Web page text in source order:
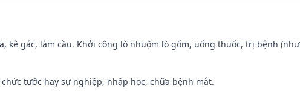
kê gác, làm cầu. Khởi công lò nhuộm lò gốm, uống thuốc, trị bệnh
tước hay sự nghiệp, nhập học, chữa bệnh mắt.